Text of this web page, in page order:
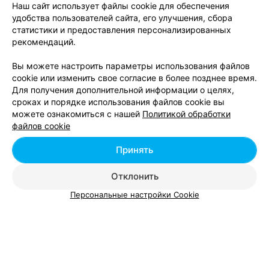
Добавить специалиста
О проекте Новости проекта
Размещение рекламы
Вакансии
Публичный договор
Способы оплаты
Публичный договор по использованию сервиса
«Афиша»
Пользовательское соглашение
Наш сайт использует файлы cookie для обеспечения
удобства пользователей сайта, его улучшения, сбора
статистики и предоставления персонализированных
рекомендаций.
Вы можете настроить параметры использования файлов
cookie или изменить свое согласие в более позднее время.
Для получения дополнительной информации о целях,
сроках и порядке использования файлов cookie вы
можете ознакомиться с нашей Политикой обработки
файлов cookie
Отклонить
Принять
Персональные настройки Cookie